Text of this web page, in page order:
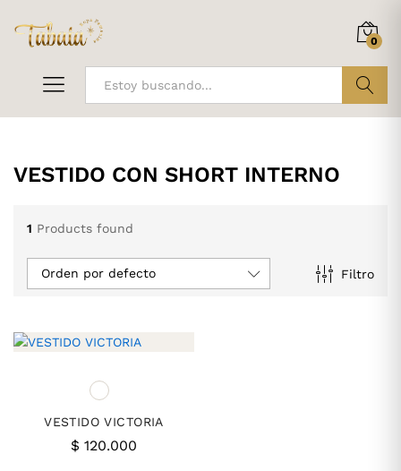
0
VESTIDO CON SHORT INTERNO
1 Products found
Filtro
Orden por defecto
VESTIDO VICTORIA
$ 120.000